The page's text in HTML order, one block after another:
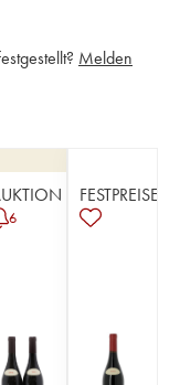
Melden
6
FESTPREISE